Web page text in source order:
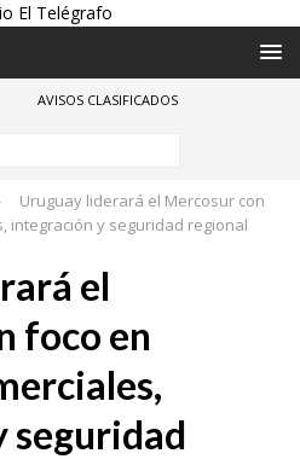
AVISOS CLASIFICADOS
Uruguay liderará el Mercosur con
integración y seguridad regional
el
foco en
seguridad